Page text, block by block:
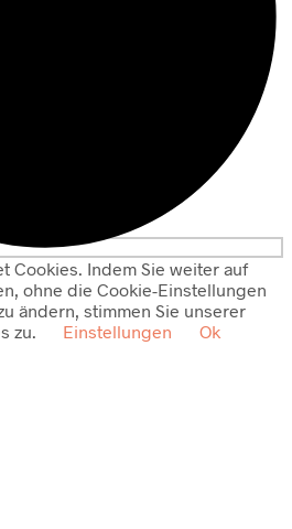
Cookies. Indem Sie weiter auf
ohne die Cookie-Einstellungen
ändern, stimmen Sie unserer
zu.
Einstellungen
Ok